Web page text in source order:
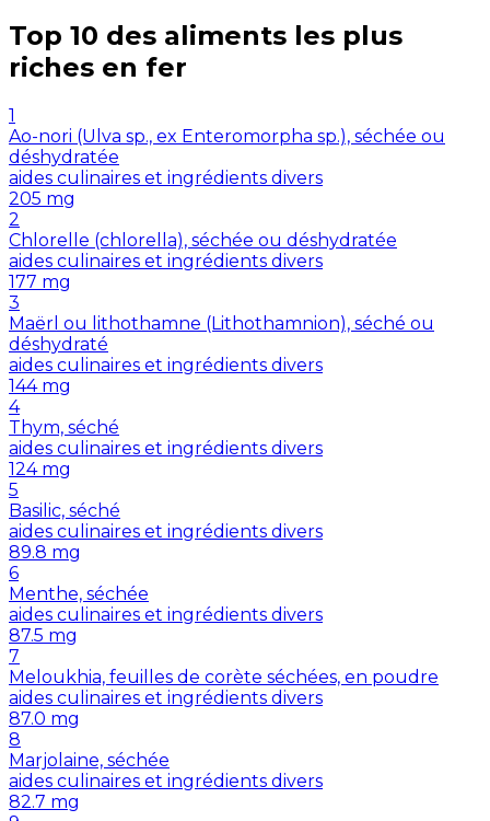
Top 10 des aliments les plus
riches en fer
1
Ao-nori (Ulva sp., ex Enteromorpha sp.), séchée ou
déshydratée
aides culinaires et ingrédients divers
205 mg
2
Chlorelle (chlorella), séchée ou déshydratée
aides culinaires et ingrédients divers
177 mg
3
Maërl ou lithothamne (Lithothamnion), séché ou
déshydraté
aides culinaires et ingrédients divers
144 mg
4
Thym, séché
aides culinaires et ingrédients divers
124 mg
5
Basilic, séché
aides culinaires et ingrédients divers
89.8 mg
6
Menthe, séchée
aides culinaires et ingrédients divers
87.5 mg
7
Meloukhia, feuilles de corète séchées, en poudre
aides culinaires et ingrédients divers
87.0 mg
8
Marjolaine, séchée
aides culinaires et ingrédients divers
82.7 mg